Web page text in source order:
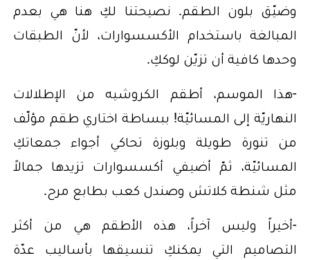
وضيّق بلون الطقم. نصيحتنا لكِ هنا هي بعدم
المبالغة باستخدام الأكسسوارات، لأنّ الطبقات
وحدها كافية أن تزيّن لوككِ.
-هذا الموسم، أطقم الكروشيه من الإطلالات
النهاريّة إلى المسائيّة! ببساطة اختاري طقم مؤلّف
من تنورة طويلة وبلوزة تحاكي أجواء جمعاتكِ
المسائيّة، ثمّ أضيفي أكسسوارات تزيدها جمالاً
مثل شنطة كلاتش وصندل كعب بطابع مرح.
-أخيراً وليس آخراً، هذه الأطقم هي من أكثر
التصاميم التي يمكنكِ تنسيقها بأساليب عدّة